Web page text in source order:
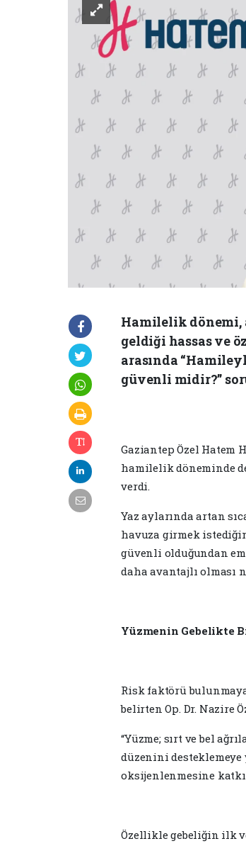
Hamilelik dönemi,
geldiği hassas ve
arasında
güvenli midir?”
Gaziantep Özel Hatem
hamilelik döneminde
verdi.
Yaz aylarında artan
havuza girmek
güvenli olduğundan
daha avantajlı olması
Yüzmenin Gebelikte
Risk faktörü
belirten Op. Dr. Nazire
“Yüzme; sırt ve bel
düzenini desteklemeye
oksijenlenmesine
Özellikle gebeliğin ilk